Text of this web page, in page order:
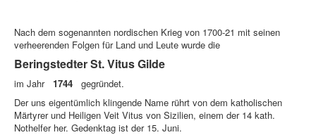
Nach dem sogenannten nordischen Krieg von 1700-21 mit seinen
verheerenden Folgen für Land und Leute wurde die
Beringstedter St. Vitus Gilde
im Jahr 1744 gegründet.
Der uns eigentümlich klingende Name rührt von dem katholischen
Märtyrer und Heiligen Veit Vitus von Sizilien, einem der 14 kath.
Nothelfer her. Gedenktag ist der 15. Juni.